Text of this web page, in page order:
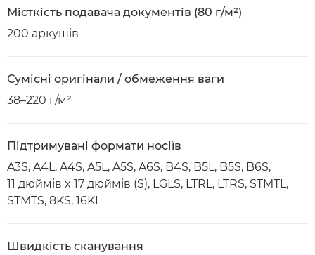
Місткість подавача документів (80 г/м²)
200 аркушів
Сумісні оригінали / обмеження ваги
38–220 г/м²
Підтримувані формати носіїв
A3S, A4L, A4S, A5L, A5S, A6S, B4S, B5L, B5S, B6S,
11 дюймів x 17 дюймів (S), LGLS, LTRL, LTRS, STMTL,
STMTS, 8KS, 16KL
Швидкість сканування